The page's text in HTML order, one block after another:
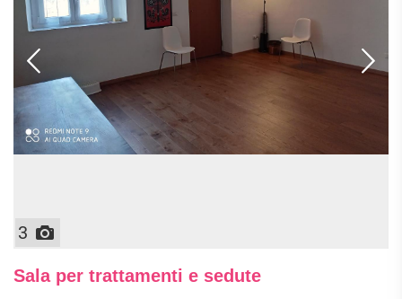
ATTICI
CASE
INDIPENDENTI
LOFT
VILLE
RUSTICI E
COMMERCIALI
AGRICOLI
COMMERCIALI
EDIFICABILI
VILLE DI LUSSO
VILLE CON GIARDINO
VILLETTE A SCHIERA
APPARTAMENTI
FREQUENTI
3
Sala per trattamenti e sedute